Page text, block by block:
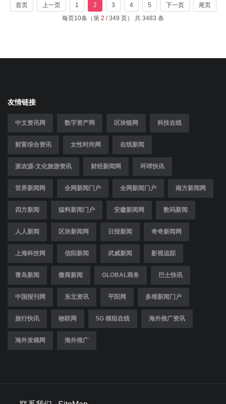
首页 上一页 1 2 3 4 5 下一页
尾页
每页10条（第 2 / 349 页） 共 3483 条
友情链接
中文资讯网 数字资产网 区块链网 科技在线
财富综合资讯 女性时尚网 在线新闻
派农源-文化旅游资讯 财经新闻网 环球快讯
世界新闻网 全网新闻门户 全网新闻门户 南方新闻网
四方新闻 猛料新闻门户 安徽新闻网 数码新闻
人人新闻 区块新闻网 日报新闻 奇奇新闻网
上海科技网 信阳新闻 武威新闻 影视追踪
青岛新闻 微商新闻 GLOBAL商务 巴士快讯
中国报刊网 东北资讯 平阳网 多维新闻门户
旅行快讯 物联网 5G 模组在线 海外推广资讯
海外发稿网 海外推广